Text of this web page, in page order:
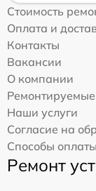
Стоимость
Оплата и
Контакты
Вакансии
О компании
Наши услуги
Согласие на
Способы оплаты
Ремонт